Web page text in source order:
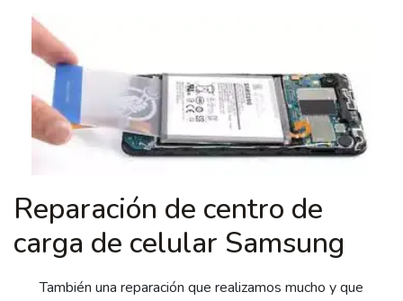
Reparación de centro de
carga de celular Samsung
También una reparación que realizamos mucho y que